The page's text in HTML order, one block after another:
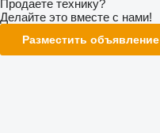
Продаете технику?
Делайте это вместе с нами!
Разместить объявление